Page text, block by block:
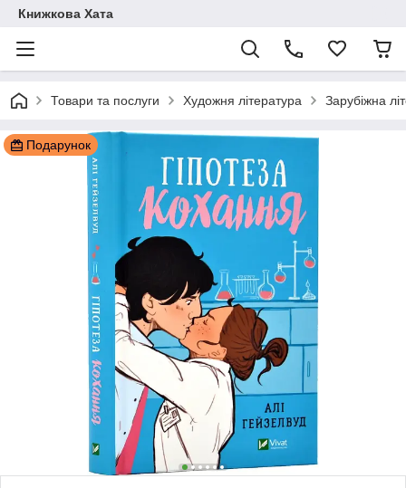
Книжкова Хата
Товари та послуги Художня література Зарубіжна
Подарунок